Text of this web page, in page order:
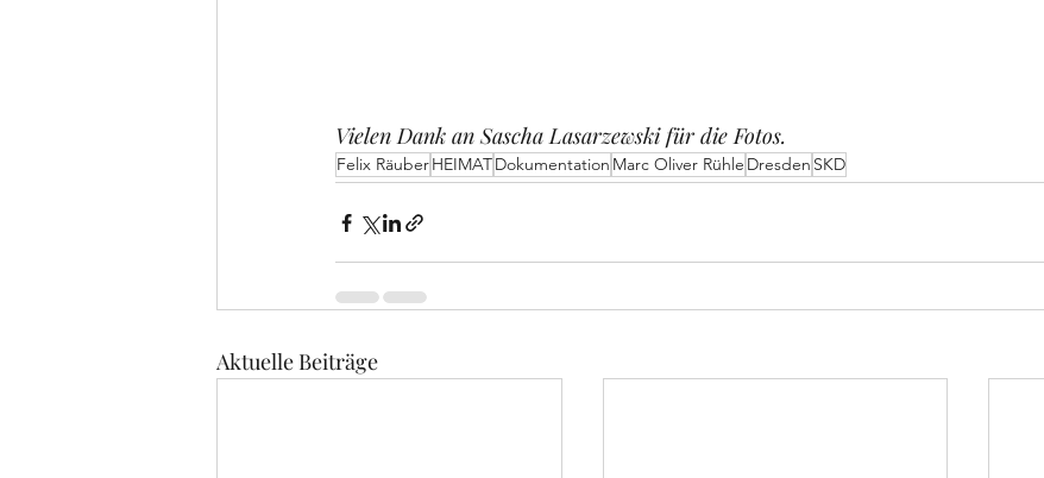
Vielen Dank an Sascha Lasarzewski für die Fotos.
Felix RäuberHEIMATDokumentation Marc Oliver Rühle Dresden SKD
Aktuelle Beiträge